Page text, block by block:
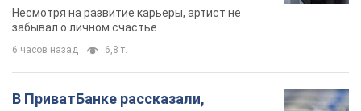
Несмотря на развитие карьеры, артист не
забывал о личном счастье
6 часов назад 6,8 т.
В ПриватБанке рассказали,